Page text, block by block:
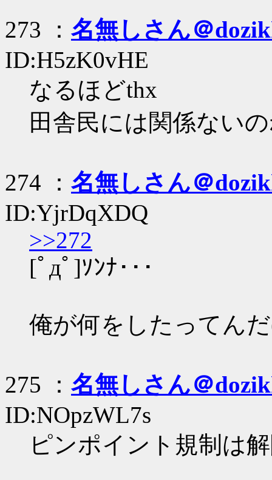
273 ： 名無しさん＠
ID:H5zK0vHE
なるほどthx
田舎民には関係ない
274 ： 名無しさん＠
ID:YjrDqXDQ
>>272
[ﾟдﾟ]ｿﾝﾅ･･･
俺が何をしたってん
275 ： 名無しさん＠
ID:NOpzWL7s
ピンポイント規制は